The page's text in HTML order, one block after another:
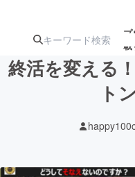
プ
載
ターン
ジェク
終活を変える
ト